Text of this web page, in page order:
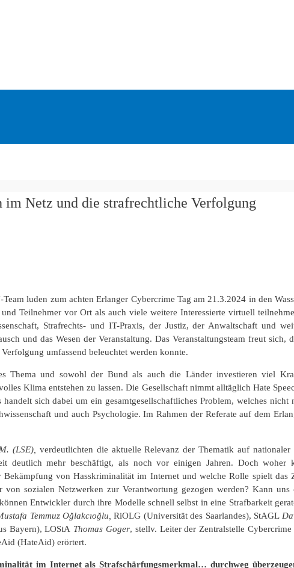
im Netz und die strafrechtliche Verfolgung
luden zum achten Erlanger Cybercrime Tag am 21.3.2024 in den
Teilnehmer vor Ort als auch viele weitere Interessierte virtuell
Strafrechts- und IT-Praxis, der Justiz, der Anwaltschaft und
und das Wesen der Veranstaltung. Das Veranstaltungsteam freut
umfassend beleuchtet werden konnte.
Thema und sowohl der Bund als auch die Länder investieren viel
Klima entstehen zu lassen. Die Gesellschaft nimmt alltäglich Hate
sich dabei um ein gesamtgesellschaftliches Problem, welches
und auch Psychologie. Im Rahmen der Referate auf dem
(LSE), verdeutlichten die aktuelle Relevanz der Thematik auf
deutlich mehr beschäftigt, als noch vor einigen Jahren. Doch
von Hasskriminalität im Internet und welche Rolle spielt das
sozialen Netzwerken zur Verantwortung gezogen werden? Kann
Entwickler durch ihre Modelle schnell selbst in eine Strafbarkeit
Temmuz Oğlakcıoğlu,RiOLG (Universität des Saarlandes), StAGL
Bayern), LOStA Thomas Goger, stellv. Leiter der Zentralstelle
(HateAid) erörtert.
im Internet als Strafschärfungsmerkmal… durchweg